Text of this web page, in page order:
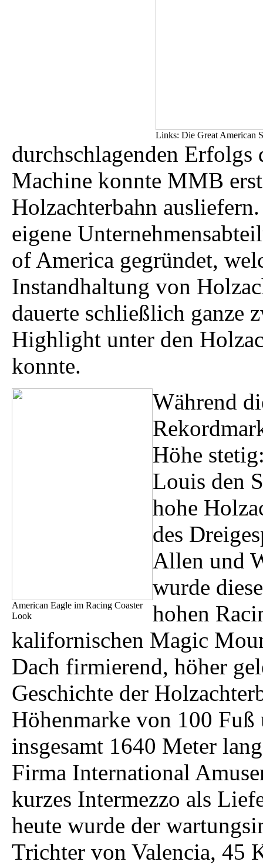
Links: Die Great American
durchschlagenden Erfolgs
Machine konnte MMB
Holzachterbahn
eigene
of America gegründet,
Instandhaltung von
dauerte schließlich ganze
Highlight unter den
konnte.
American Eagle im Racing Coaster
Look
Während
Höhe
Louis den
hohe
des
Allen und
wurde
hohen
kalifornischen Magic
Dach firmierend, höher
Geschichte der
Höhenmarke von 100
insgesamt 1640 Meter
Firma International
kurzes Intermezzo als
heute wurde der
Trichter von Valencia, 45